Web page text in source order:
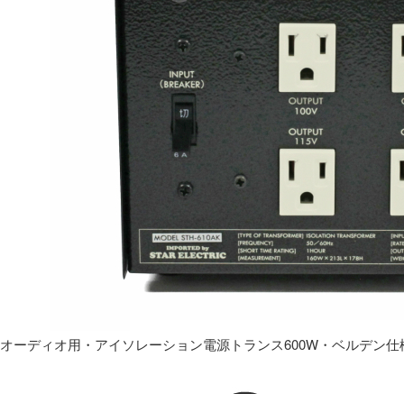
オーディオ用・アイソレーション電源トランス600W・ベルデン仕